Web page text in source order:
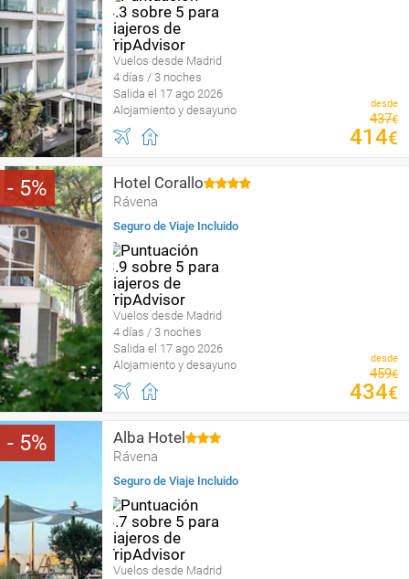
Vuelos desde Madrid
4 días / 3 noches
Salida el 17 ago 2026
Alojamiento y desayuno
desde
437€
414€
5 Hotel Corallo
Rávena
Seguro de Viaje Incluido
Vuelos desde Madrid
4 días / 3 noches
Salida el 17 ago 2026
Alojamiento y desayuno
desde
459€
434€
5 Alba Hotel
Rávena
Seguro de Viaje Incluido
Vuelos desde Madrid